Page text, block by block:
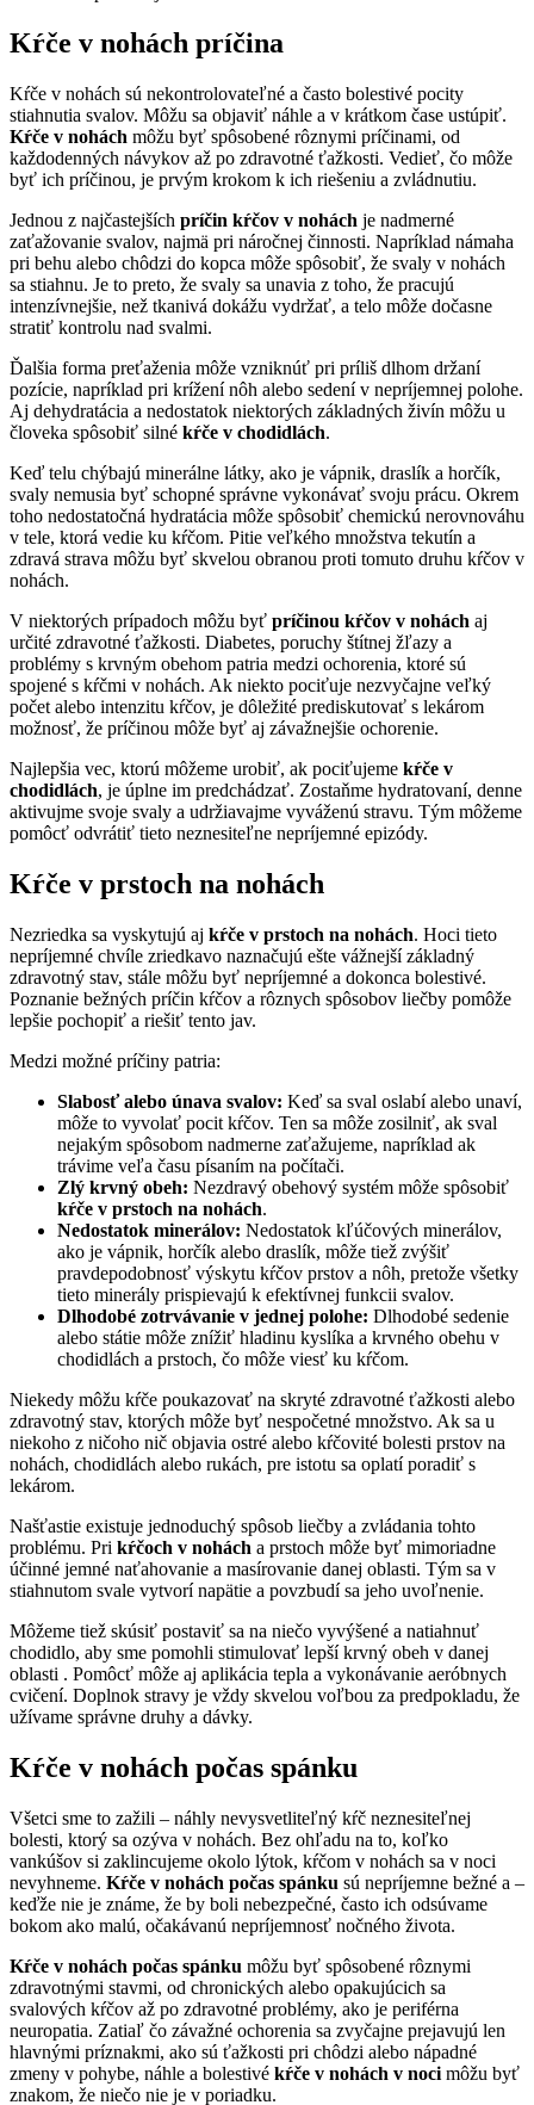
Kŕče v nohách príčina
Kŕče v nohách sú nekontrolovateľné a často bolestivé pocity
stiahnutia svalov. Môžu sa objaviť náhle a v krátkom čase ustúpiť.
Kŕče v nohách môžu byť spôsobené rôznymi príčinami, od
každodenných návykov až po zdravotné ťažkosti. Vedieť, čo môže
byť ich príčinou, je prvým krokom k ich riešeniu a zvládnutiu.
Jednou z najčastejších príčin kŕčov v nohách je nadmerné
zaťažovanie svalov, najmä pri náročnej činnosti. Napríklad námaha
pri behu alebo chôdzi do kopca môže spôsobiť, že svaly v nohách
sa stiahnu. Je to preto, že svaly sa unavia z toho, že pracujú
intenzívnejšie, než tkanivá dokážu vydržať, a telo môže dočasne
stratiť kontrolu nad svalmi.
Ďalšia forma preťaženia môže vzniknúť pri príliš dlhom držaní
pozície, napríklad pri krížení nôh alebo sedení v nepríjemnej polohe.
Aj dehydratácia a nedostatok niektorých základných živín môžu u
človeka spôsobiť silné kŕče v chodidlách.
Keď telu chýbajú minerálne látky, ako je vápnik, draslík a horčík,
svaly nemusia byť schopné správne vykonávať svoju prácu. Okrem
toho nedostatočná hydratácia môže spôsobiť chemickú nerovnováhu
v tele, ktorá vedie ku kŕčom. Pitie veľkého množstva tekutín a
zdravá strava môžu byť skvelou obranou proti tomuto druhu kŕčov v
nohách.
V niektorých prípadoch môžu byť príčinou kŕčov v nohách aj
určité zdravotné ťažkosti. Diabetes, poruchy štítnej žľazy a
problémy s krvným obehom patria medzi ochorenia, ktoré sú
spojené s kŕčmi v nohách. Ak niekto pociťuje nezvyčajne veľký
počet alebo intenzitu kŕčov, je dôležité prediskutovať s lekárom
možnosť, že príčinou môže byť aj závažnejšie ochorenie.
Najlepšia vec, ktorú môžeme urobiť, ak pociťujeme kŕče v
chodidlách, je úplne im predchádzať. Zostaňme hydratovaní, denne
aktivujme svoje svaly a udržiavajme vyváženú stravu. Tým môžeme
pomôcť odvrátiť tieto neznesiteľne nepríjemné epizódy.
Kŕče v prstoch na nohách
Nezriedka sa vyskytujú aj kŕče v prstoch na nohách. Hoci tieto
nepríjemné chvíle zriedkavo naznačujú ešte vážnejší základný
zdravotný stav, stále môžu byť nepríjemné a dokonca bolestivé.
Poznanie bežných príčin kŕčov a rôznych spôsobov liečby pomôže
lepšie pochopiť a riešiť tento jav.
Medzi možné príčiny patria:
Slabosť alebo únava svalov: Keď sa sval oslabí alebo unaví,
môže to vyvolať pocit kŕčov. Ten sa môže zosilniť, ak sval
nejakým spôsobom nadmerne zaťažujeme, napríklad ak
trávime veľa času písaním na počítači.
Zlý krvný obeh: Nezdravý obehový systém môže spôsobiť
kŕče v prstoch na nohách.
Nedostatok minerálov: Nedostatok kľúčových minerálov,
ako je vápnik, horčík alebo draslík, môže tiež zvýšiť
pravdepodobnosť výskytu kŕčov prstov a nôh, pretože všetky
tieto minerály prispievajú k efektívnej funkcii svalov.
Dlhodobé zotrvávanie v jednej polohe: Dlhodobé sedenie
alebo státie môže znížiť hladinu kyslíka a krvného obehu v
chodidlách a prstoch, čo môže viesť ku kŕčom.
Niekedy môžu kŕče poukazovať na skryté zdravotné ťažkosti alebo
zdravotný stav, ktorých môže byť nespočetné množstvo. Ak sa u
niekoho z ničoho nič objavia ostré alebo kŕčovité bolesti prstov na
nohách, chodidlách alebo rukách, pre istotu sa oplatí poradiť s
lekárom.
Našťastie existuje jednoduchý spôsob liečby a zvládania tohto
problému. Pri kŕčoch v nohách a prstoch môže byť mimoriadne
účinné jemné naťahovanie a masírovanie danej oblasti. Tým sa v
stiahnutom svale vytvorí napätie a povzbudí sa jeho uvoľnenie.
Môžeme tiež skúsiť postaviť sa na niečo vyvýšené a natiahnuť
chodidlo, aby sme pomohli stimulovať lepší krvný obeh v danej
oblasti . Pomôcť môže aj aplikácia tepla a vykonávanie aeróbnych
cvičení. Doplnok stravy je vždy skvelou voľbou za predpokladu, že
užívame správne druhy a dávky.
Kŕče v nohách počas spánku
Všetci sme to zažili – náhly nevysvetliteľný kŕč neznesiteľnej
bolesti, ktorý sa ozýva v nohách. Bez ohľadu na to, koľko
vankúšov si zaklincujeme okolo lýtok, kŕčom v nohách sa v noci
nevyhneme. Kŕče v nohách počas spánku sú nepríjemne bežné a –
keďže nie je známe, že by boli nebezpečné, často ich odsúvame
bokom ako malú, očakávanú nepríjemnosť nočného života.
Kŕče v nohách počas spánku môžu byť spôsobené rôznymi
zdravotnými stavmi, od chronických alebo opakujúcich sa
svalových kŕčov až po zdravotné problémy, ako je periférna
neuropatia. Zatiaľ čo závažné ochorenia sa zvyčajne prejavujú len
hlavnými príznakmi, ako sú ťažkosti pri chôdzi alebo nápadné
zmeny v pohybe, náhle a bolestivé kŕče v nohách v noci môžu byť
znakom, že niečo nie je v poriadku.